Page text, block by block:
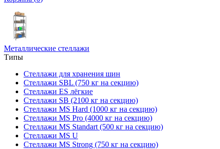
Металлические стеллажи
Типы
Стеллажи для хранения шин
Стеллажи SBL (750 кг на секцию)
Стеллажи ES лёгкие
Стеллажи SB (2100 кг на секцию)
Стеллажи MS Hard (1000 кг на секцию)
Стеллажи MS Pro (4000 кг на секцию)
Стеллажи MS Standart (500 кг на секцию)
Стеллажи MS U
Стеллажи MS Strong (750 кг на секцию)